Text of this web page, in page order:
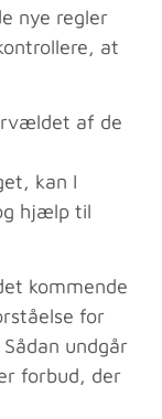
nye regler
at
af de
kan I
hjælp til
kommende
for
undgår
forbud, der